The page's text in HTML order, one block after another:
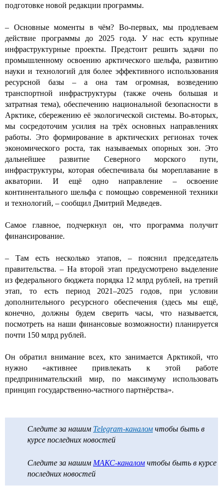
подготовке новой редакции программы.
– Основные моменты в чём? Во-первых, мы продлеваем
действие программы до 2025 года. У нас есть крупные
инфраструктурные проекты. Предстоит решить задачи по
промышленному освоению арктического шельфа, развитию
науки и технологий для более эффективного использования
ресурсной базы – а она там огромная, возведению
транспортной инфраструктуры (также очень большая и
затратная тема), обеспечению национальной безопасности в
Арктике, сбережению её экологической системы. Во-вторых,
мы сосредоточим усилия на трёх основных направлениях
работы. Это формирование в арктических регионах точек
экономического роста, так называемых опорных зон. Это
дальнейшее развитие Северного морского пути,
инфраструктуры, которая обеспечивала бы мореплавание в
акватории. И ещё одно направление – освоение
континентального шельфа с помощью современной техники
и технологий, – сообщил Дмитрий Медведев.
Самое главное, подчеркнул он, что программа получит
финансирование.
– Там есть несколько этапов, – пояснил председатель
правительства. – На второй этап предусмотрено выделение
из федерального бюджета порядка 12 млрд рублей, на третий
этап, то есть период 2021–2025 годов, при условии
дополнительного ресурсного обеспечения (здесь мы ещё,
конечно, должны будем сверить часы, что называется,
посмотреть на наши финансовые возможности) планируется
почти 150 млрд рублей.
Он обратил внимание всех, кто занимается Арктикой, что
нужно «активнее привлекать к этой работе
предпринимательский мир, по максимуму использовать
принцип государственно-частного партнёрства».
Следите за нашим Telegram-каналом чтобы быть в
курсе последних новостей
Следите за нашим МАКС-каналом чтобы быть в курсе
последних новостей